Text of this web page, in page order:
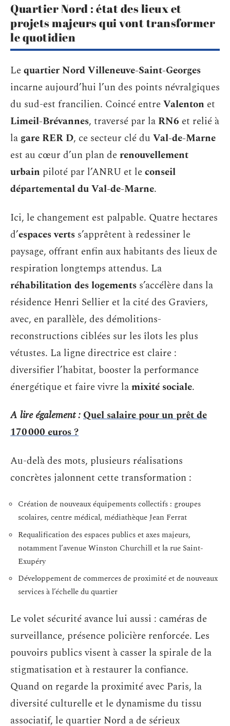
Quartier Nord : état des lieux et
projets majeurs qui vont transformer
le quotidien
Lequartier Nord Villeneuve-Saint-Georges
incarne aujourd’hui l’un des points névralgiques
du sud-est francilien. Coincé entreValenton et
Limeil-Brévannes, traversé par la RN6 et relié à
la gare RER D, ce secteur clé du Val-de-Marne
est au cœur d’un plan derenouvellement
urbain piloté par l’ANRU et leconseil
départemental du Val-de-Marne.
Ici, le changement est palpable. Quatre hectares
d’espaces verts s’apprêtent à redessiner le
paysage, offrant enfin aux habitants des lieux de
respiration longtemps attendus. La
réhabilitation des logements s’accélère dans la
résidence Henri Sellier et la cité des Graviers,
avec, en parallèle, des démolitions-
reconstructions ciblées sur les îlots les plus
vétustes. La ligne directrice est claire :
diversifier l’habitat, booster la performance
énergétique et faire vivre lamixité sociale.
A lire également :Quel salaire pour un prêt de
170 000 euros ?
Au-delà des mots, plusieurs réalisations
concrètes jalonnent cette transformation :
Création de nouveaux équipements collectifs : groupes
scolaires, centre médical, médiathèque Jean Ferrat
Requalification des espaces publics et axes majeurs,
notamment l’avenue Winston Churchill et la rue Saint-
Exupéry
Développement de commerces de proximité et de nouveaux
services à l’échelle du quartier
Le volet sécurité avance lui aussi : caméras de
surveillance, présence policière renforcée. Les
pouvoirs publics visent à casser la spirale de la
stigmatisation et à restaurer la confiance.
Quand on regarde la proximité avec Paris, la
diversité culturelle et le dynamisme du tissu
associatif, le quartier Nord a de sérieux